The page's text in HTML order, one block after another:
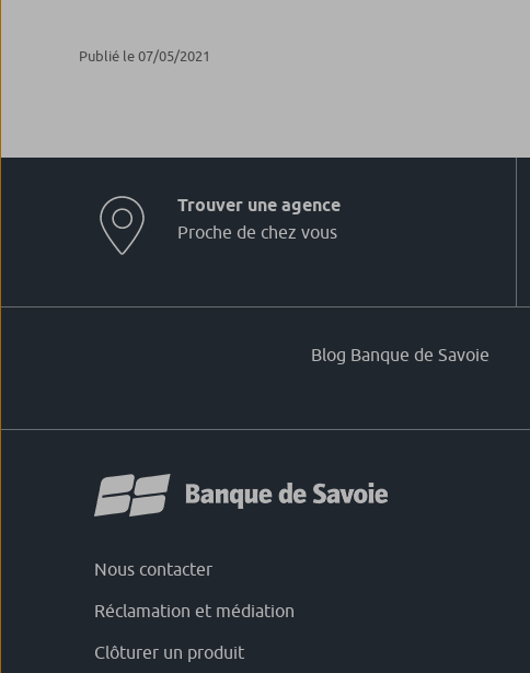
Publié le 07/05/2021
Trouver une agence
Proche de chez vous
Blog Banque de Savoie
Nous contacter
Réclamation et médiation
Clôturer un produit